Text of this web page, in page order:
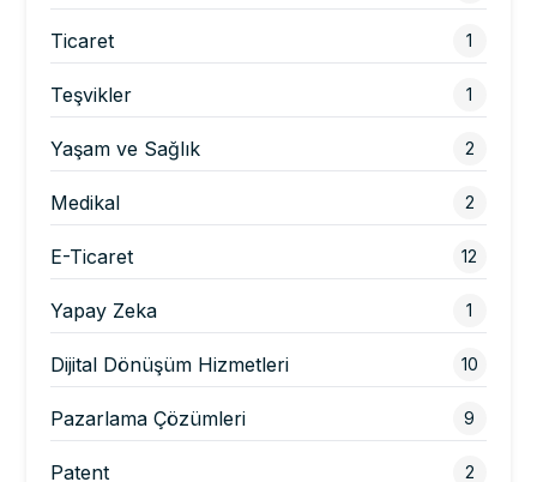
Ticaret 1
Teşvikler 1
Yaşam ve Sağlık 2
Medikal 2
E-Ticaret 12
Yapay Zeka 1
Dijital Dönüşüm Hizmetleri 10
Pazarlama Çözümleri 9
Patent 2